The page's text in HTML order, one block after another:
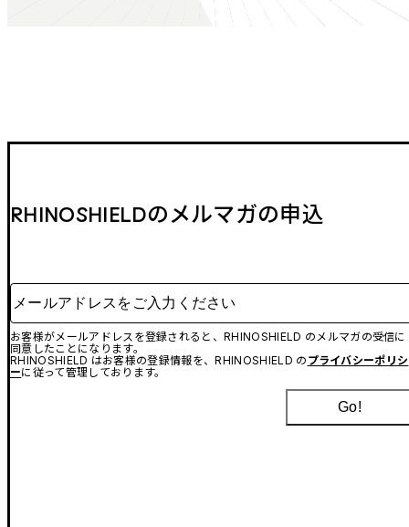
RHINOSHIELDのメルマガの申込
メールアドレスをご入力ください
お客様がメールアドレスを登録されると、RHINOSHIELD のメルマガの受信に
同意したことになります。
RHINOSHIELD はお客様の登録情報を、RHINOSHIELD の プライバシーポリシ
ーに従って管理しております。
Go!